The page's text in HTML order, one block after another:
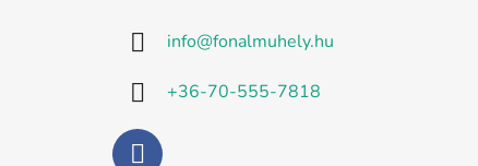
info@fonalmuhely.hu
+36-70-555-7818